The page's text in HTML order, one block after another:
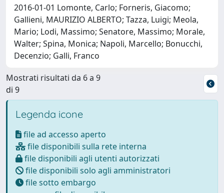
2016-01-01 Lomonte, Carlo; Forneris, Giacomo;
Gallieni, MAURIZIO ALBERTO; Tazza, Luigi; Meola,
Mario; Lodi, Massimo; Senatore, Massimo; Morale,
Walter; Spina, Monica; Napoli, Marcello; Bonucchi,
Decenzio; Galli, Franco
Mostrati risultati da 6 a 9
di 9
Legenda icone
file ad accesso aperto
file disponibili sulla rete interna
file disponibili agli utenti autorizzati
file disponibili solo agli amministratori
file sotto embargo